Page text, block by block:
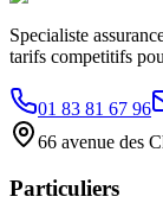
Specialiste
tarifs competitifs
01 83 81 67 96
66 avenue des
Particuliers